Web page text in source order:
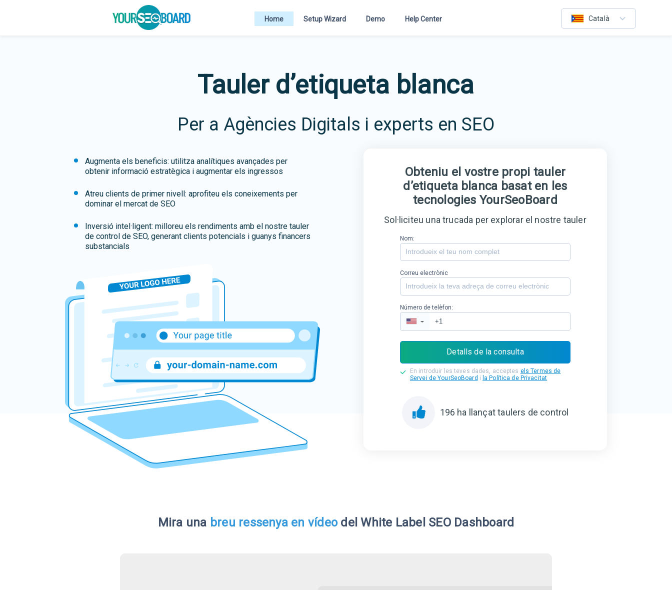
Home Setup Wizard Demo Help Center Català
Tauler d’etiqueta blanca
Per a Agències Digitals i experts en SEO
Augmenta els beneficis: utilitza analítiques avançades per
obtenir informació estratègica i augmentar els ingressos
Atreu clients de primer nivell: aprofiteu els coneixements per
dominar el mercat de SEO
Inversió intel·ligent: milloreu els rendiments amb el nostre tauler
de control de SEO, generant clients potencials i guanys financers
substancials
Obteniu el vostre propi tauler
d’etiqueta blanca basat en les
tecnologies YourSeoBoard
Sol·liciteu una trucada per explorar el nostre tauler
Nom:
Correu electrònic
Número de telèfon:
▼
Detalls de la consulta
En introduir les teves dades, acceptes els Termes de
Servei de YourSeoBoard i la Política de Privacitat
196 ha llançat taulers de control
Mira una breu ressenya en vídeodel White Label SEO Dashboard